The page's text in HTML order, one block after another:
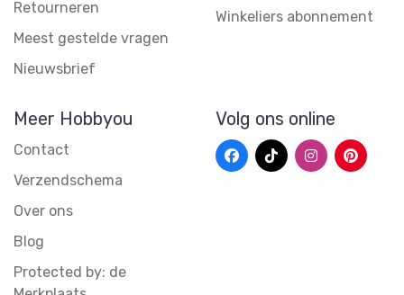
Retourneren
Meest gestelde vragen
Nieuwsbrief
Winkeliers abonnement
Meer Hobbyou
Contact
Verzendschema
Over ons
Blog
Protected by: de
Volg ons online